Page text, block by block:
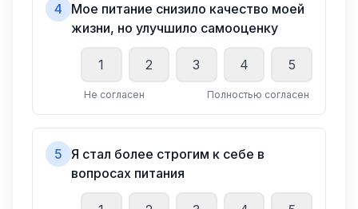
4
Мое питание снизило качество моей
жизни, но улучшило самооценку
1 2 3 4 5
Не согласен Полностью согласен
5 Я стал более строгим к себе в
вопросах питания